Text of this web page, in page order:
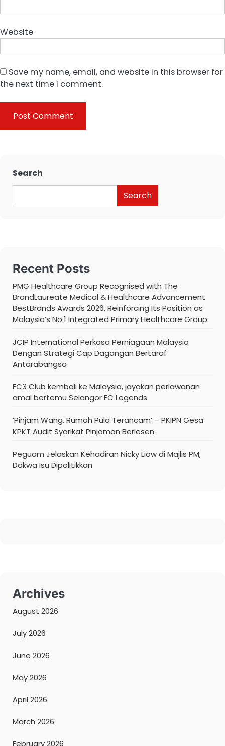
Website
Save my name, email, and website in this browser for
the next time I comment.
Search
Search
Recent Posts
PMG Healthcare Group Recognised with The
BrandLaureate Medical & Healthcare Advancement
BestBrands Awards 2026, Reinforcing Its Position as
Malaysia’s No.1 Integrated Primary Healthcare Group
JCIP International Perkasa Perniagaan Malaysia
Dengan Strategi Cap Dagangan Bertaraf
Antarabangsa
FC3 Club kembali ke Malaysia, jayakan perlawanan
amal bertemu Selangor FC Legends
‘Pinjam Wang, Rumah Pula Terancam’ – PKIPN Gesa
KPKT Audit Syarikat Pinjaman Berlesen
Peguam Jelaskan Kehadiran Nicky Liow di Majlis PM,
Dakwa Isu Dipolitikkan
Archives
August 2026
July 2026
June 2026
May 2026
April 2026
March 2026
February 2026